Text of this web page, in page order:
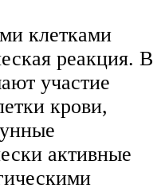
клетками
реакция. В
участие
крови,
активные